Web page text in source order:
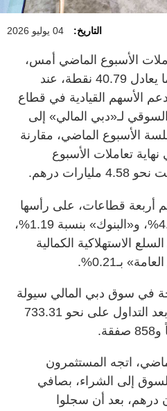
التاريخ: 04 يوليو 2026
الأسبوع الماضي أمس،
مرتفعاً بنسبة 0.68%، أو ما يعادل 40.79 نقطة، عند
نقطة، بدعم الأسهم القيادية في قطاع
لـ«دبي المالي» إلى
جلسة الأسبوع الماضي، مقارنة
في نهاية تعاملات الأسبوع
درهم.
أربعة قطاعات، على رأسها
قطاع الاتصالات بنسبة 4.88%، و«البنوك» بنسبة 1.19%،
الاستهلاكية الكمالية
في سوق دبي المالي سيولة
جاوزت 2.86 مليار درهم، بعد التداول على نحو 733.31
اتجه المستثمرون
إلى الشراء، بصافي
نحو 121 مليون درهم، بعد أن سجلوا